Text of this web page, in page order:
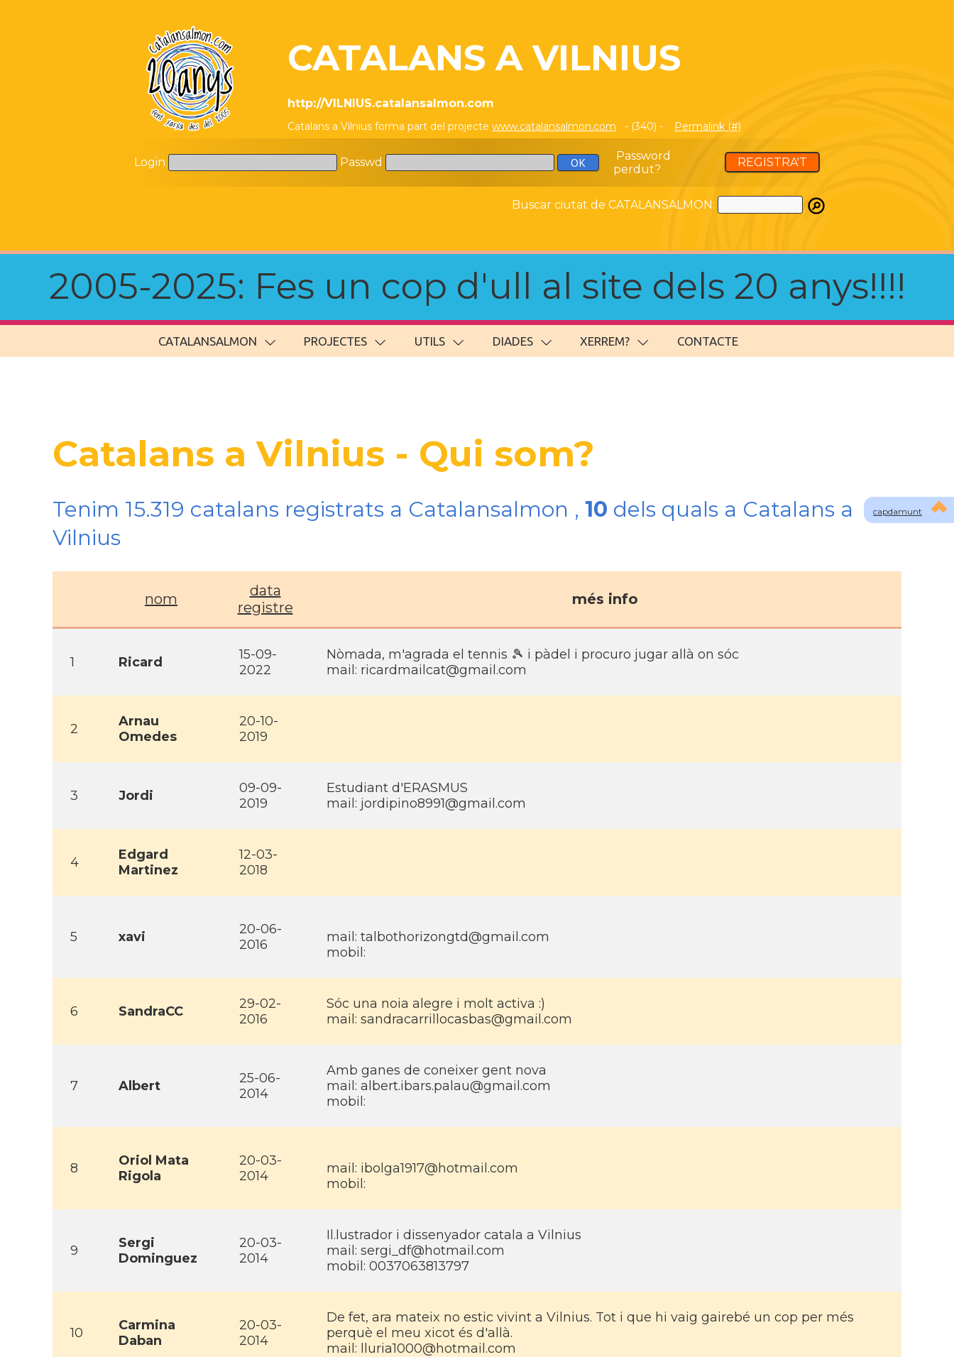
CATALANS A VILNIUS
http://VILNIUS.catalansalmon.com
Catalans a Vilnius forma part del projecte www.catalansalmon.com - (340) - Permalink (#)
Login Passwd
Password
perdut?
REGISTRA'T
Buscar ciutat de CATALANSALMON:
2005-2025: Fes un cop d'ull al site dels 20 anys!!!!
CATALANSALMON PROJECTES UTILS DIADES XERREM? CONTACTE
capdamunt
Catalans a Vilnius - Qui som?
Tenim 15.319 catalans registrats a Catalansalmon , 10 dels quals a Catalans a
Vilnius
nom
data
registre
més info
1 Ricard
15-09-
2022
Nòmada, m'agrada el tennis 🎾 i pàdel i procuro jugar allà on sóc
mail: ricardmailcat@gmail.com
2
Arnau
Omedes
20-10-
2019
3 Jordi
09-09-
2019
Estudiant d'ERASMUS
mail: jordipino8991@gmail.com
4
Edgard
Martinez
12-03-
2018
5 xavi
20-06-
2016
mail: talbothorizongtd@gmail.com
mobil:
6 SandraCC
29-02-
2016
Sóc una noia alegre i molt activa :)
mail: sandracarrillocasbas@gmail.com
7 Albert
25-06-
2014
Amb ganes de coneixer gent nova
mail: albert.ibars.palau@gmail.com
mobil:
8
Oriol Mata
Rigola
20-03-
2014
mail: ibolga1917@hotmail.com
mobil:
9
Sergi
Dominguez
20-03-
2014
Il.lustrador i dissenyador catala a Vilnius
mail: sergi_df@hotmail.com
mobil: 0037063813797
10
Carmina
Daban
20-03-
2014
De fet, ara mateix no estic vivint a Vilnius. Tot i que hi vaig gairebé un cop per més
perquè el meu xicot és d'allà.
mail: lluria1000@hotmail.com